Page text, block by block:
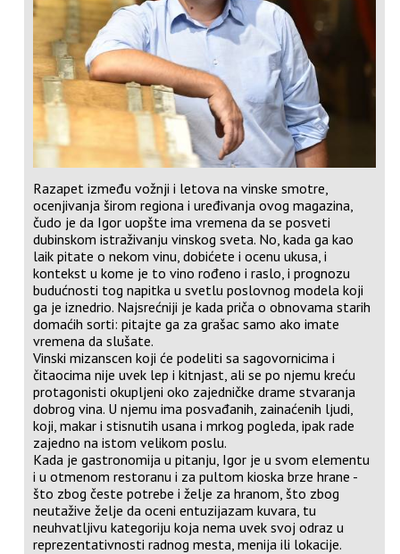
Razapet između vožnji i letova na vinske smotre,
ocenjivanja širom regiona i uređivanja ovog magazina,
čudo je da Igor uopšte ima vremena da se posveti
dubinskom istraživanju vinskog sveta. No, kada ga kao
laik pitate o nekom vinu, dobićete i ocenu ukusa, i
kontekst u kome je to vino rođeno i raslo, i prognozu
budućnosti tog napitka u svetlu poslovnog modela koji
ga je iznedrio. Najsrećniji je kada priča o obnovama starih
domaćih sorti: pitajte ga za grašac samo ako imate
vremena da slušate.
Vinski mizanscen koji će podeliti sa sagovornicima i
čitaocima nije uvek lep i kitnjast, ali se po njemu kreću
protagonisti okupljeni oko zajedničke drame stvaranja
dobrog vina. U njemu ima posvađanih, zainaćenih ljudi,
koji, makar i stisnutih usana i mrkog pogleda, ipak rade
zajedno na istom velikom poslu.
Kada je gastronomija u pitanju, Igor je u svom elementu
i u otmenom restoranu i za pultom kioska brze hrane -
što zbog česte potrebe i želje za hranom, što zbog
neutažive želje da oceni entuzijazam kuvara, tu
neuhvatljivu kategoriju koja nema uvek svoj odraz u
reprezentativnosti radnog mesta, menija ili lokacije.